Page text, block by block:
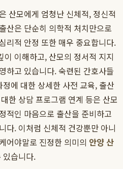
산모에게 엄청난 신체적, 정신적
산은 단순히 의학적 처치만으로
리적 안정 또한 매우 중요합니다.
이해하고, 산모의 정서적 지지
하고 있습니다. 숙련된 간호사들
에 대한 상세한 사전 교육, 출산
한 상담 프로그램 연계 등은 산모
적인 마음으로 출산을 준비하고
다. 이처럼 신체적 건강뿐만 아니
어야말로 진정한 의미의 안양 산
있습니다.